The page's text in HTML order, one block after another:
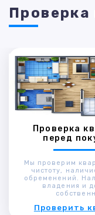
Проверка
перед
Мы проверим
чистоту,
обременений.
владения и
Проверить